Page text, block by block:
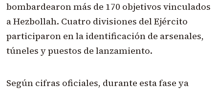
bombardearon más de 170 objetivos vinculados
a Hezbollah. Cuatro divisiones del Ejército
participaron en la identificación de arsenales,
túneles y puestos de lanzamiento.
Según cifras oficiales, durante esta fase ya